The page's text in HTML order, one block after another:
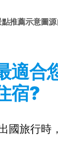
點推薦示意圖
適合
宿?
國旅行時